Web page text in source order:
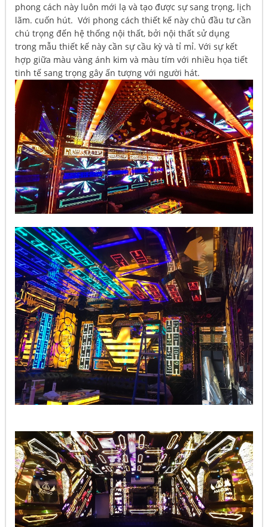
phong cách này luôn mới lạ và tạo được sự sang trọng, lịch
lãm. cuốn hút. Với phong cách thiết kế này chủ đầu tư cần
chú trọng đến hệ thống nội thất, bởi nội thất sử dụng
trong mẫu thiết kế này cần sự cầu kỳ và tỉ mỉ. Với sự kết
hợp giữa màu vàng ánh kim và màu tím với nhiều họa tiết
tinh tế sang trọng gây ấn tượng với người hát.